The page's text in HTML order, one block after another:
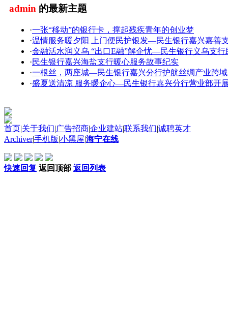
admin 的最新主题
·一张“移动”的银行卡，撑起残疾青年的创业梦
·温情服务暖夕阳 上门便民护银发—民生银行嘉兴嘉善
·金融活水润义乌 “出口E融”解企忧—民生银行义乌支
·民生银行嘉兴海盐支行暖心服务故事纪实
·一根丝，两座城—民生银行嘉兴分行护航丝绸产业跨
·盛夏送清凉 服务暖企心—民生银行嘉兴分行营业部开
首页|关于我们|广告招商|企业建站|联系我们|诚聘英才
Archiver|手机版|小黑屋|海宁在线
快速回复 返回顶部 返回列表